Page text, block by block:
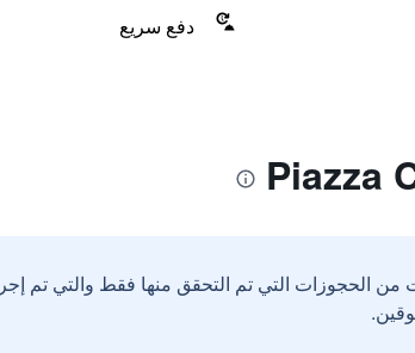
دفع سريع
من الحجوزات التي تم التحقق منها فقط والتي تم